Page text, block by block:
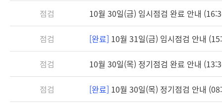
점검 10월 30일(금) 임시점검 완료 안내
점검 [완료] 10월 31일(금) 임시점검 안내
점검 10월 30일(목) 정기점검 완료 안내
점검 [완료] 10월 30일(목) 정기점검 안내